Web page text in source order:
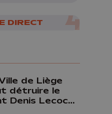
DIRECT
de Liège
détruire le
Denis Lecocq